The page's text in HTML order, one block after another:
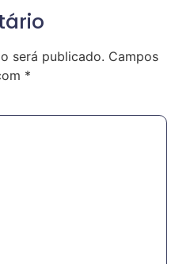
será publicado. Campos
*